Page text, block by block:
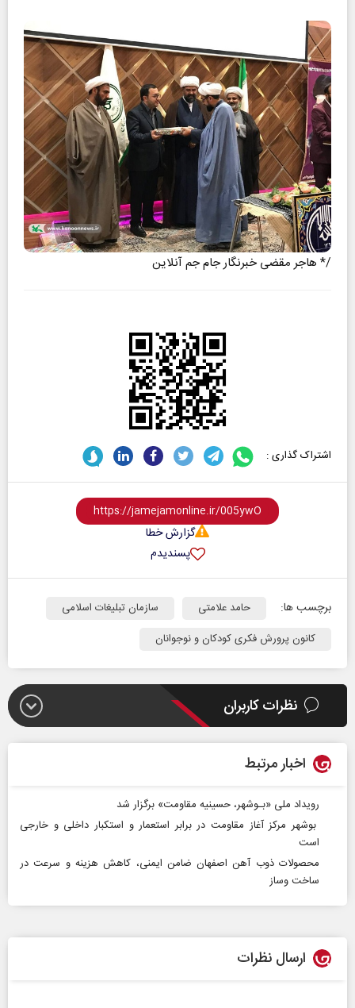
/* هاجر مقضی خبرنگار جام جم آنلاین
اشتراک گذاری :
گزارش خطا
پسندیدم
برچسب ها: حامد علامتی
سازمان تبلیغات اسلامی
کانون پرورش فکری کودکان و نوجوانان
نظرات کاربران
اخبار مرتبط
رویداد ملی «بـوشهر، حسینیه مقاومت» برگزار ‌شد
بوشهر مرکز آغاز مقاومت در برابر استعمار و استکبار داخلی و خارجی
است
محصولات ذوب آهن اصفهان ضامن ایمنی، کاهش هزینه و سرعت در
ساخت وساز
ارسال نظرات